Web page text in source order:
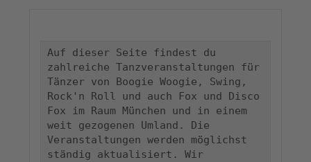
Auf dieser Seite findest du
zahlreiche Tanzveranstaltungen für
Tänzer von Boogie Woogie, Swing,
Rock'n Roll und auch Fox und Disco
Fox im Raum München und in einem
weit gezogenen Umland. Die
Veranstaltungen werden möglichst
ständig aktualisiert. Wir